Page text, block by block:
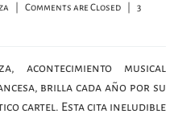
Comments are Closed
3
acontecimiento musical
brilla cada año por su
cartel. Esta cita ineludible